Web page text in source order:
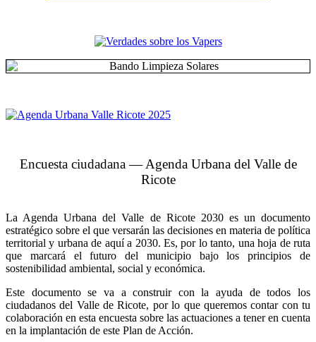
Encuesta ciudadana — Agenda Urbana del Valle de
Ricote
La Agenda Urbana del Valle de Ricote 2030 es un documento
estratégico sobre el que versarán las decisiones en materia de política
territorial y urbana de aquí a 2030. Es, por lo tanto, una hoja de ruta
que marcará el futuro del municipio bajo los principios de
sostenibilidad ambiental, social y económica.
Este documento se va a construir con la ayuda de todos los
ciudadanos del Valle de Ricote, por lo que queremos contar con tu
colaboración en esta encuesta sobre las actuaciones a tener en cuenta
en la implantación de este Plan de Acción.